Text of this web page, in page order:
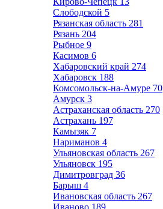
Слободской 5
Рязанская область 281
Рязань 204
Рыбное 9
Касимов 6
Хабаровский край 274
Хабаровск 188
Комсомольск-на-Амуре 70
Амурск 3
Астраханская область 270
Астрахань 197
Камызяк 7
Нариманов 4
Ульяновская область 267
Ульяновск 195
Димитровград 36
Барыш 4
Ивановская область 267
Иваново 189